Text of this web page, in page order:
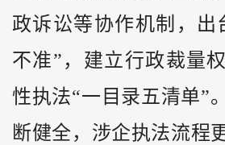
政诉讼等协作机制，出
不准”，建立行政裁量
性执法“一目录五清单”
断健全，涉企执法流程